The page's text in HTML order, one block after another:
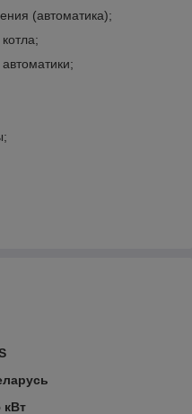
(автоматика);
кВт